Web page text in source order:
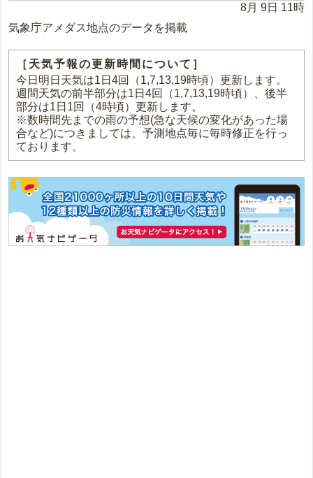
8月 9日 11時
気象庁アメダス地点のデータを掲載
［天気予報の更新時間について］
今日明日天気は1日4回（1,7,13,19時頃）更新します。
週間天気の前半部分は1日4回（1,7,13,19時頃）、後半
部分は1日1回（4時頃）更新します。
※数時間先までの雨の予想(急な天候の変化があった場
合など)につきましては、予測地点毎に毎時修正を行っ
ております。